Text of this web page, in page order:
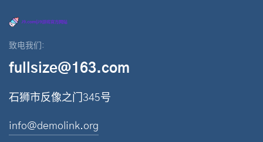
致电我们:
fullsize@163.com
石狮市反像之门345号
info@demolink.org